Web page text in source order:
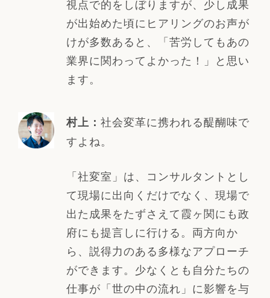
視点で的をしぼりますが、少し成果
が出始めた頃にヒアリングのお声が
けが多数あると、「苦労してもあの
業界に関わってよかった！」と思い
ます。
村上： 社会変革に携われる醍醐味で
すよね。
「社変室」は、コンサルタントとし
て現場に出向くだけでなく、現場で
出た成果をたずさえて霞ヶ関にも政
府にも提言しに行ける。両方向か
ら、説得力のある多様なアプローチ
ができます。少なくとも自分たちの
仕事が「世の中の流れ」に影響を与